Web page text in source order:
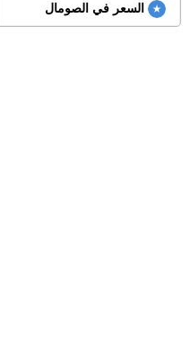
السعر في الصومال